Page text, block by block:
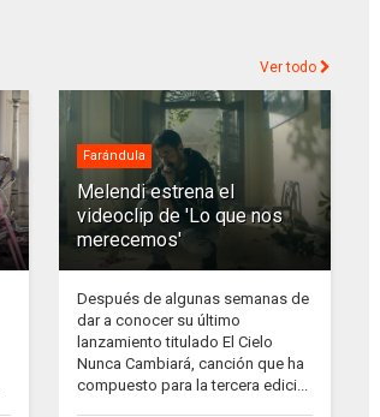
Ver todo
Farándula
Melendi estrena el
videoclip de 'Lo que nos
merecemos'
Después de algunas semanas de
dar a conocer su último
lanzamiento titulado El Cielo
Nunca Cambiará, canción que ha
compuesto para la tercera edici...